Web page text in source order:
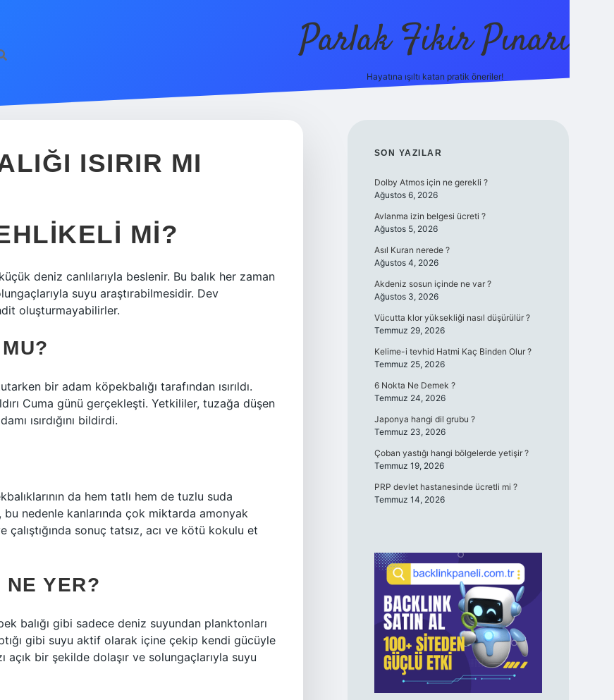
Parlak Fikir Pınarı
Hayatına ışıltı katan pratik öneriler!
ISIRIR MI
MI?
deniz canlılarıyla beslenir. Bu balık her zaman
suyu araştırabilmesidir. Dev
oluşturmayabilirler.
bir adam köpekbalığı tarafından ısırıldı.
Cuma günü gerçekleşti. Yetkililer, tuzağa düşen
ısırdığını bildirdi.
da hem tatlı hem de tuzlu suda
bu nedenle kanlarında çok miktarda amonyak
sonuç tatsız, acı ve kötü kokulu et
YER?
balığı gibi sadece deniz suyundan planktonları
gibi suyu aktif olarak içine çekip kendi gücüyle
bir şekilde dolaşır ve solungaçlarıyla suyu
SIDEBAR
SON YAZILAR
Dolby Atmos için ne gerekli ?
Ağustos 6, 2026
Avlanma izin belgesi ücreti ?
Ağustos 5, 2026
Asıl Kuran nerede ?
Ağustos 4, 2026
Akdeniz sosun içinde ne var ?
Ağustos 3, 2026
Vücutta klor yüksekliği nasıl düşürülür ?
Temmuz 29, 2026
Kelime-i tevhid Hatmi Kaç Binden Olur ?
Temmuz 25, 2026
6 Nokta Ne Demek ?
Temmuz 24, 2026
Japonya hangi dil grubu ?
Temmuz 23, 2026
Çoban yastığı hangi bölgelerde yetişir ?
Temmuz 19, 2026
PRP devlet hastanesinde ücretli mi ?
Temmuz 14, 2026